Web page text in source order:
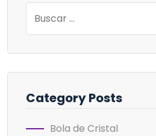
Category Posts
Bola de Cristal